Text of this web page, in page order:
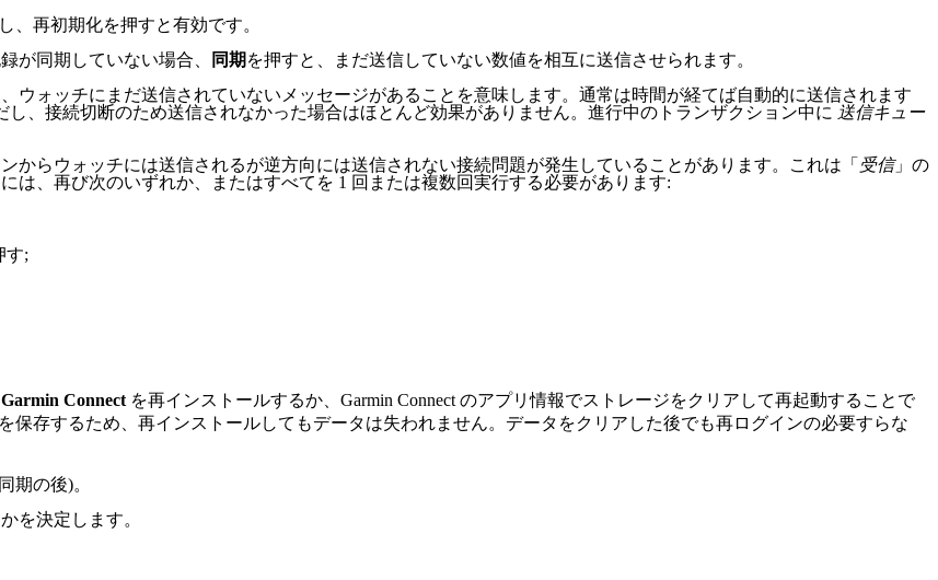
、再初期化を押すと有効です。
が同期していない場合、
同期 を押すと、まだ送信していない数値を相互に送信させられます。
ウォッチにまだ送信されていないメッセージがあることを意味します。通常は時間が経てば自動的に送信されます
、接続切断のため送信されなかった場合はほとんど効果がありません。進行中のトランザクション中に 送信キュー
からウォッチには送信されるが逆方向には送信されない接続問題が発生していることがあります。これは「 受信」の
は、再び次のいずれか、またはすべてを 1 回または複数回実行する必要があります:
す;
Garmin Connect を再インストールするか、Garmin Connect のアプリ情報でストレージをクリアして再起動することで
保存するため、再インストールしてもデータは失われません。データをクリアした後でも再ログインの必要すらな
期の後)。
を決定します。